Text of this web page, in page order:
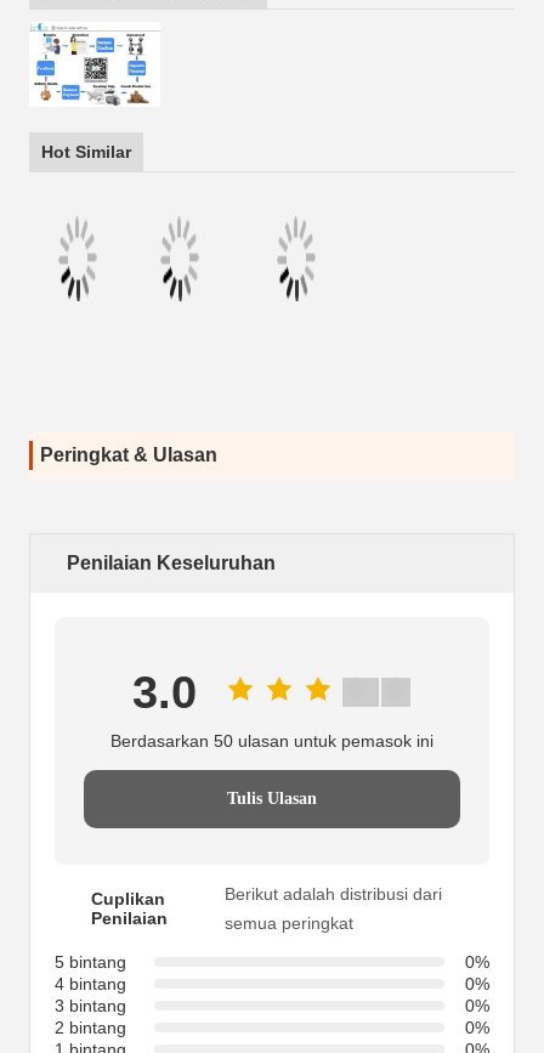
Hot Similar
Peringkat & Ulasan
Penilaian Keseluruhan
3.0
Berdasarkan 50 ulasan untuk pemasok ini
Tulis Ulasan
Cuplikan
Penilaian
Berikut adalah distribusi dari
semua peringkat
5 bintang
0%
4 bintang
0%
3 bintang
0%
2 bintang
0%